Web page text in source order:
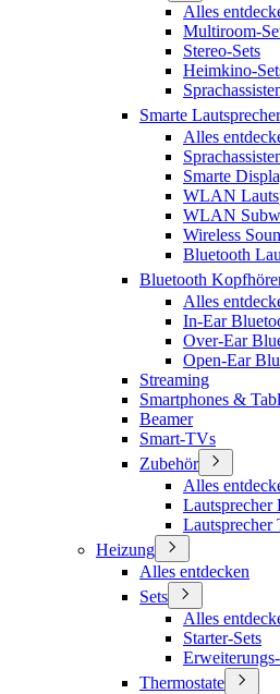
Alles
Multiroom-
Stereo-Sets
Heimkino-
Smarte Lautsprecher
Alles
Smarte
WLAN
WLAN
Wireless
Bluetooth
Bluetooth
Alles
In-Ear
Over-Ear
Open-Ear
Streaming
Smartphones &
Beamer
Smart-TVs
Zubehör
Alles
Lautsprecher
Lautsprecher
Heizung
Alles entdecken
Sets
Alles
Starter-Sets
Thermostate